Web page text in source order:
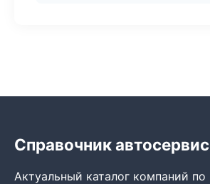
Справочник
Актуальный каталог компаний по